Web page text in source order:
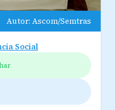
Autor: Ascom/Semtras
Social